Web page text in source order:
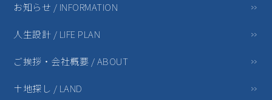
お知らせ / INFORMATION
人生設計 / LIFE PLAN
ご挨拶・会社概要 / ABOUT
土地探し / LAND